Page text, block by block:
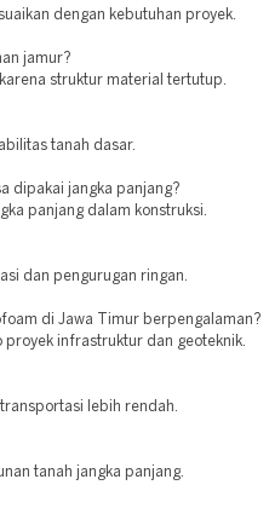
dengan kebutuhan proyek.
jamur?
struktur material tertutup.
tanah dasar.
dipakai jangka panjang?
panjang dalam konstruksi.
dan pengurugan ringan.
di Jawa Timur berpengalaman?
infrastruktur dan geoteknik.
lebih rendah.
tanah jangka panjang.